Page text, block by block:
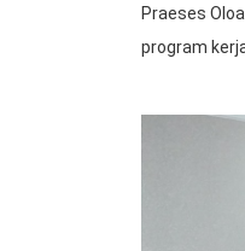
Praeses
program